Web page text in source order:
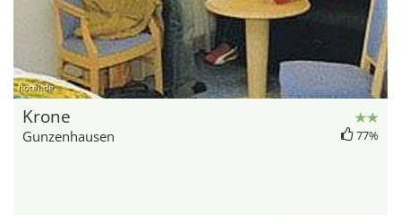
hotel.de
Krone
Gunzenhausen 77%